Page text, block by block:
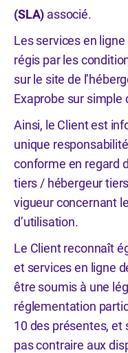
(SLA) associé.
Les services en
régis par les
sur le site de
Exaprobe sur simple
Ainsi, le Client est
unique
conforme en regard
tiers / hébergeur
vigueur concernant
d’utilisation.
Le Client reconnaît
et services en ligne
être soumis à une
réglementation
10 des présentes, et
pas contraire aux